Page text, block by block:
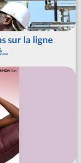
sur la ligne